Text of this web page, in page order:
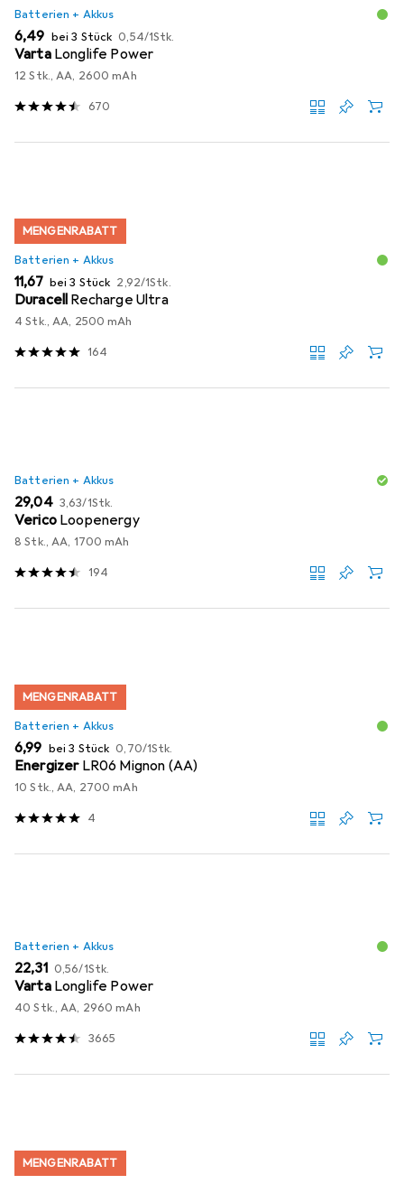
Batterien + Akkus
EUR
6,49 bei 3 Stück EUR
0,54/1Stk.
Varta Longlife Power
12 Stk., AA, 2600 mAh
670
MENGENRABATT
Batterien + Akkus
EUR
11,67 bei 3 Stück EUR
2,92/1Stk.
Duracell Recharge Ultra
4 Stk., AA, 2500 mAh
164
Batterien + Akkus
EUR
29,04 EUR
3,63/1Stk.
Verico Loopenergy
8 Stk., AA, 1700 mAh
194
MENGENRABATT
Batterien + Akkus
EUR
6,99 bei 3 Stück EUR
0,70/1Stk.
Energizer LR06 Mignon (AA)
10 Stk., AA, 2700 mAh
4
Batterien + Akkus
EUR
22,31 EUR
0,56/1Stk.
Varta Longlife Power
40 Stk., AA, 2960 mAh
3665
MENGENRABATT